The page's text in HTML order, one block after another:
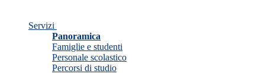
Servizi
Panoramica
Famiglie e studenti
Personale scolastico
Percorsi di studio